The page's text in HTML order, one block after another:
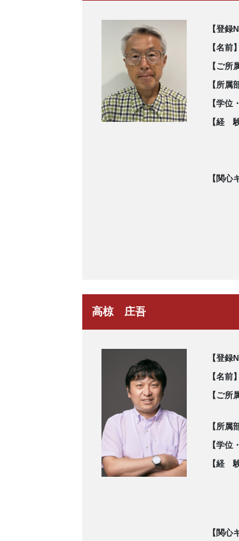
【登録
【名前】
【ご所
【所属
【学位
【経
【関心
高椋 庄吾
【登録
【名前】
【ご所
【所属
【学位
【経
【関心